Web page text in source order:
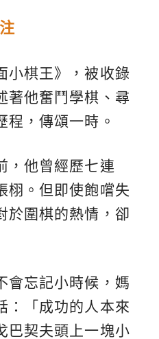
小棋王》，被收錄
著他奮鬥學棋、尋
程，傳頌一時。
，他曾經歷七連
栩。但即使飽嚐失
於圍棋的熱情，卻
會忘記小時候，媽
：「成功的人本來
巴契夫頭上一塊小